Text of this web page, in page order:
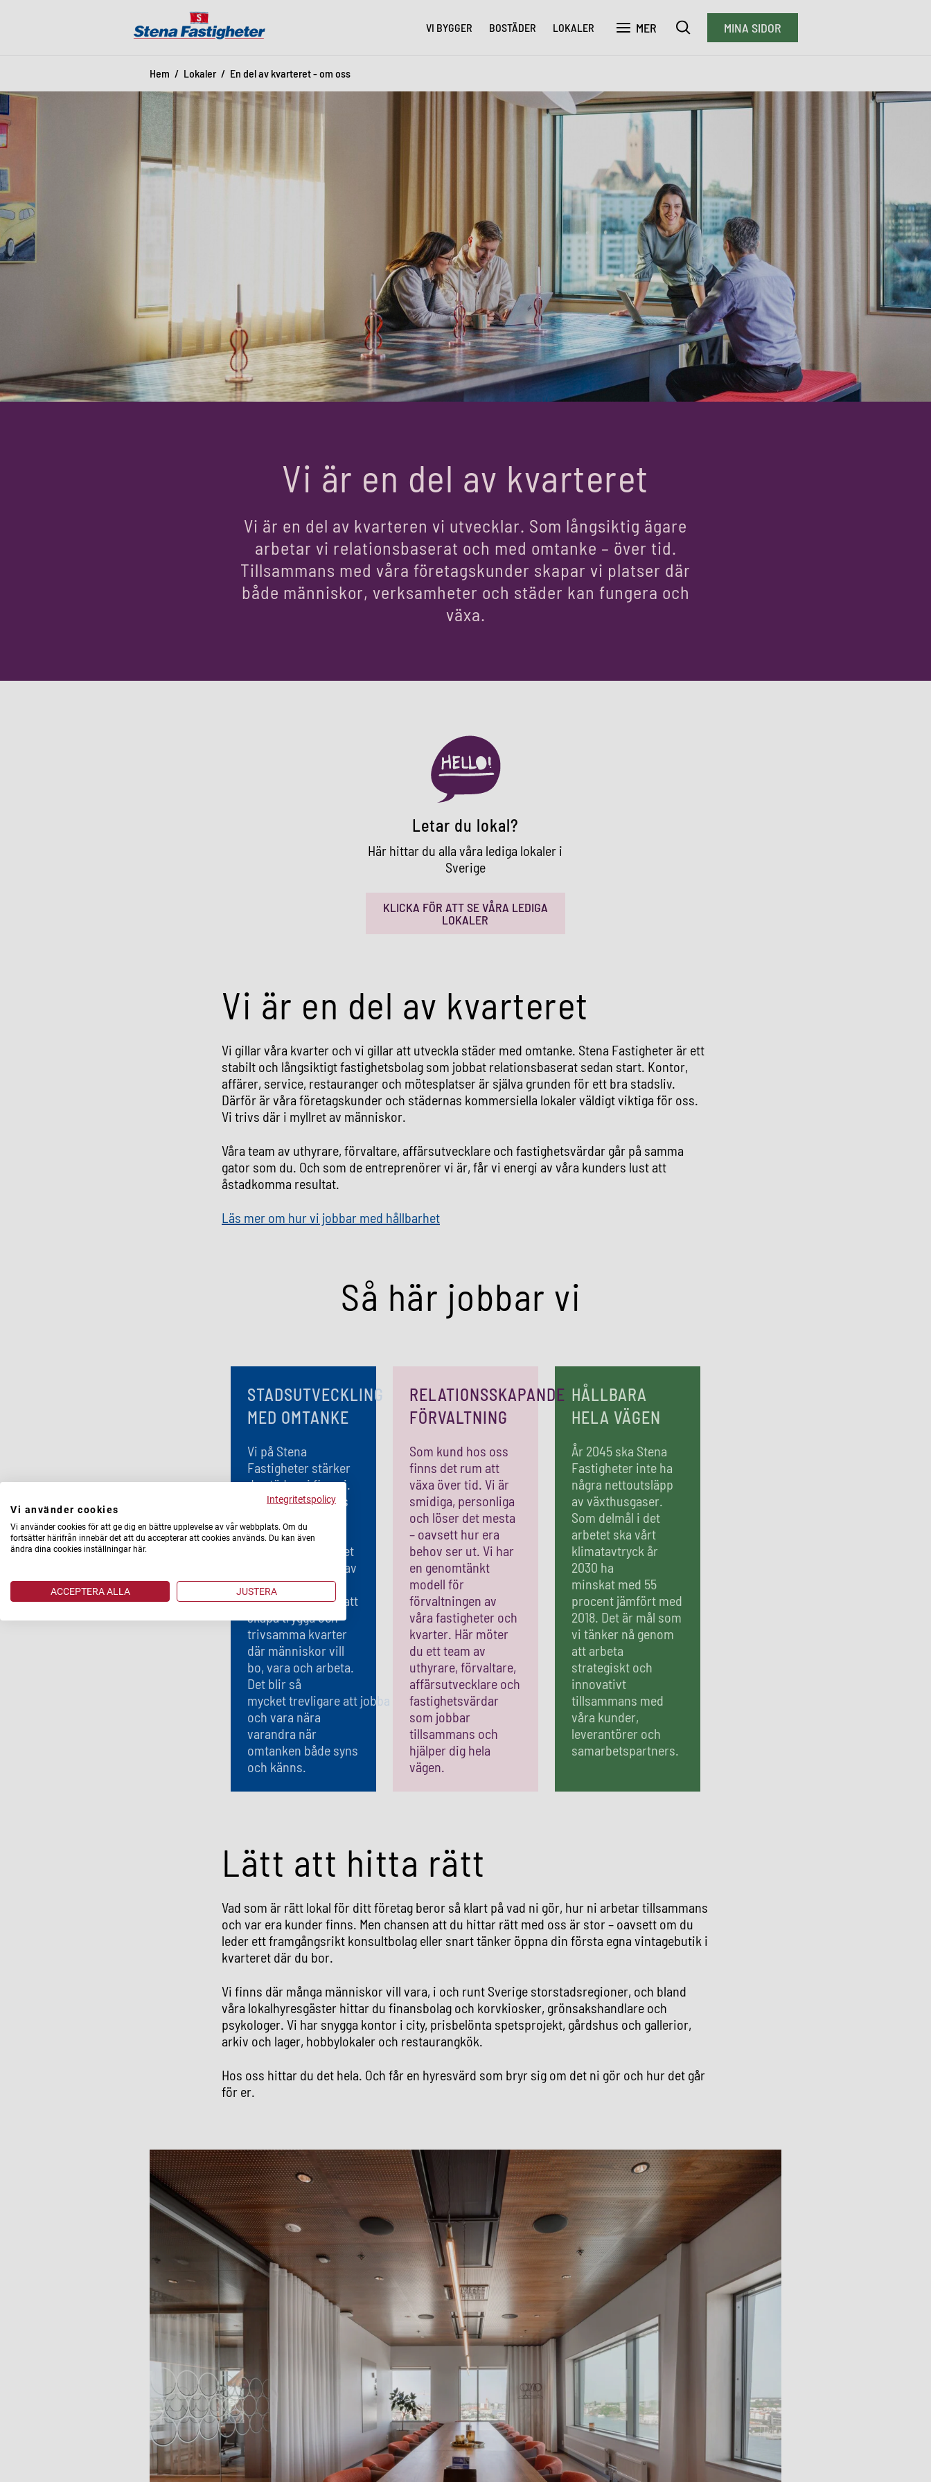
VI BYGGER BOSTÄDER LOKALER MER MINA SIDOR
Hem Lokaler En del av kvarteret - om oss
Vi är en del av kvarteret
Vi är en del av kvarteren vi utvecklar. Som långsiktig ägare
arbetar vi relationsbaserat och med omtanke – över tid.
Tillsammans med våra företagskunder skapar vi platser där
både människor, verksamheter och städer kan fungera och
växa.
Letar du lokal?
Här hittar du alla våra lediga lokaler i
Sverige
KLICKA FÖR ATT SE VÅRA LEDIGA
LOKALER
Vi är en del av kvarteret
Vi gillar våra kvarter och vi gillar att utveckla städer med omtanke. Stena Fastigheter är ett
stabilt och långsiktigt fastighetsbolag som jobbat relationsbaserat sedan start. Kontor,
affärer, service, restauranger och mötesplatser är själva grunden för ett bra stadsliv.
Därför är våra företagskunder och städernas kommersiella lokaler väldigt viktiga för oss.
Vi trivs där i myllret av människor.
Våra team av uthyrare, förvaltare, affärsutvecklare och fastighetsvärdar går på samma
gator som du. Och som de entreprenörer vi är, får vi energi av våra kunders lust att
åstadkomma resultat.
Läs mer om hur vi jobbar med hållbarhet
Så här jobbar vi
STADSUTVECKLING
MED OMTANKE
Vi på Stena
Fastigheter stärker
de städer vi finns i.
Där vi har våra hus
och vara en motor
för att hela området
ska utvecklas. Ett av
våra tydliga
hållbarhetsmål är att
skapa trygga och
trivsamma kvarter
där människor vill
bo, vara och arbeta.
Det blir så
mycket trevligare att jobba
och vara nära
varandra när
omtanken både syns
och känns.
RELATIONSSKAPANDE
FÖRVALTNING
Som kund hos oss
finns det rum att
växa över tid. Vi är
smidiga, personliga
och löser det mesta
– oavsett hur era
behov ser ut. Vi har
en genomtänkt
modell för
förvaltningen av
våra fastigheter och
kvarter. Här möter
du ett team av
uthyrare, förvaltare,
affärsutvecklare och
fastighetsvärdar
som jobbar
tillsammans och
hjälper dig hela
vägen.
HÅLLBARA
HELA VÄGEN
År 2045 ska Stena
Fastigheter inte ha
några nettoutsläpp
av växthusgaser.
Som delmål i det
arbetet ska vårt
klimatavtryck år
2030 ha
minskat med 55
procent jämfört med
2018. Det är mål som
vi tänker nå genom
att arbeta
strategiskt och
innovativt
tillsammans med
våra kunder,
leverantörer och
samarbetspartners.
Lätt att hitta rätt
Vad som är rätt lokal för ditt företag beror så klart på vad ni gör, hur ni arbetar tillsammans
och var era kunder finns. Men chansen att du hittar rätt med oss är stor – oavsett om du
leder ett framgångsrikt konsultbolag eller snart tänker öppna din första egna vintagebutik i
kvarteret där du bor.
Vi finns där många människor vill vara, i och runt Sverige storstadsregioner, och bland
våra lokalhyresgäster hittar du finansbolag och korvkiosker, grönsakshandlare och
psykologer. Vi har snygga kontor i city, prisbelönta spetsprojekt, gårdshus och gallerior,
arkiv och lager, hobbylokaler och restaurangkök.
Hos oss hittar du det hela. Och får en hyresvärd som bryr sig om det ni gör och hur det går
för er.
Integritetspolicy
Vi använder cookies
Vi använder cookies för att ge dig en bättre upplevelse av vår webbplats. Om du
fortsätter härifrån innebär det att du accepterar att cookies används. Du kan även
ändra dina cookies inställningar här.
ACCEPTERA ALLA JUSTERA